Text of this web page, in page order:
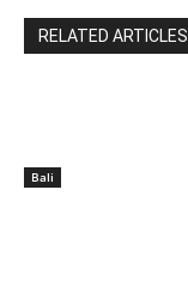
RELATED ARTICLES
Bali